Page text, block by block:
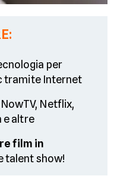
per
tramite Internet
NowTV, Netflix,
e altre
film in
talent show!